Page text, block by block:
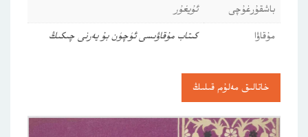
باشقۇرغۇچى
ئۇيغۇر
مۇقاۋا
كىتاب مۇقاۋىسى ئۈچۈن بۇ يەرنى چىكىڭ
خاتالىق مەلۇم قىلىڭ